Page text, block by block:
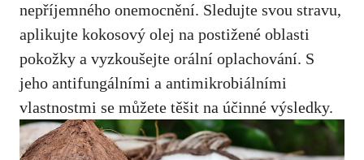
nepříjemného onemocnění. Sledujte svou ⁢stravu,
aplikujte ‍kokosový​ olej na postižené oblasti
pokožky a vyzkoušejte orální oplachování. S
jeho antifungálními a ‌antimikrobiálními
vlastnostmi⁤ se⁣ můžete těšit na účinné výsledky.